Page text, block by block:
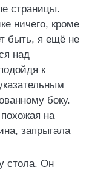
страницы.
ничего, кроме
быть, я ещё не
над
к
боку.
на
запрыгала
стола. Он